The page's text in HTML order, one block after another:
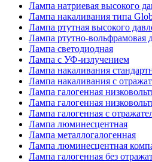
Лампа натриевая высокого
Лампа накаливания типа
Лампа ртутная высокого
Лампа ртутно-вольфрамовая
Лампа светодиодная
Лампа с УФ-излучением
Лампа накаливания
Лампа накаливания с
Лампа галогенная
Лампа галогенная
Лампа галогенная с
Лампа люминесцентная
Лампа металлогалогенная
Лампа люминесцентная
Лампа галогенная без